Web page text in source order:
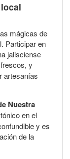
mágicas de
Participar en
jalisciense
y
artesanías
Nuestra
en el
y es
de la